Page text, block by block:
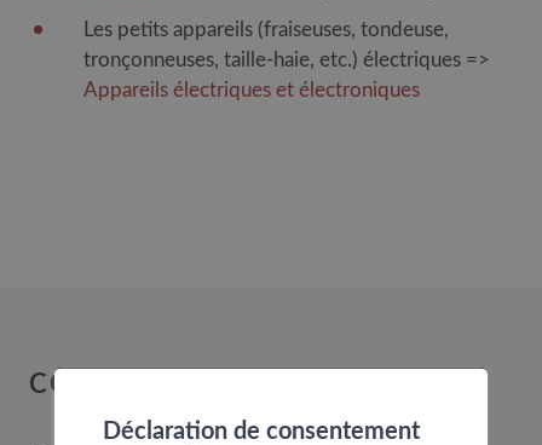
Les petits appareils (fraiseuses, tondeuse,
tronçonneuses, taille-haie, etc.) électriques =>
Appareils électriques et électroniques
COMMUNE DE NENDAZ
Déclaration de consentement